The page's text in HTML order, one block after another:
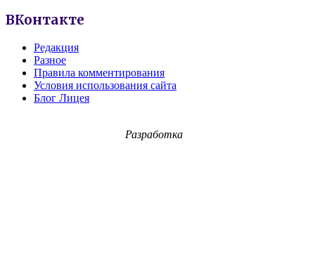
ВКонтакте
Редакция
Разное
Правила комментирования
Условия использования сайта
Блог Лицея
Разработка